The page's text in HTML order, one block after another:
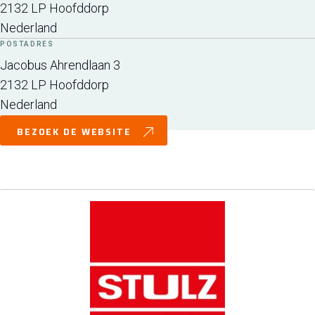
2132 LP Hoofddorp
Nederland
POSTADRES
Jacobus Ahrendlaan 3
2132 LP Hoofddorp
Nederland
BEZOEK DE WEBSITE